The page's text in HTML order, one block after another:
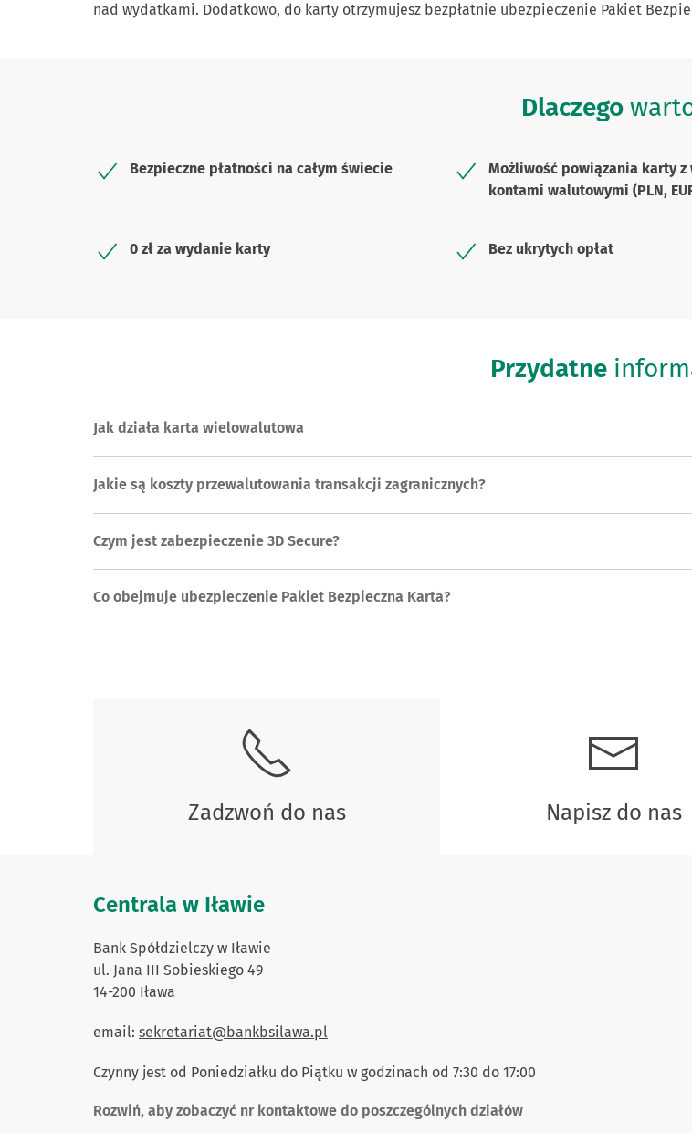
nad wydatkami. Dodatkowo, do karty otrzymujesz bezpłatnie ubezpieczenie Pakiet
Dlaczego
Bezpieczne płatności na całym świecie
Możliwość powiązania karty z
kontami walutowymi (PLN,
0 zł za wydanie karty Bez ukrytych opłat
Przydatne
Jak działa karta wielowalutowa
Jakie są koszty przewalutowania transakcji zagranicznych?
Czym jest zabezpieczenie 3D Secure?
Co obejmuje ubezpieczenie Pakiet Bezpieczna Karta?
Zadzwoń do nas Napisz do nas
Centrala w Iławie
Bank Spółdzielczy w Iławie
ul. Jana III Sobieskiego 49
14-200 Iława
email: sekretariat@bankbsilawa.pl
Czynny jest od Poniedziałku do Piątku w godzinach od 7:30 do 17:00
Rozwiń, aby zobaczyć nr kontaktowe do poszczególnych działów